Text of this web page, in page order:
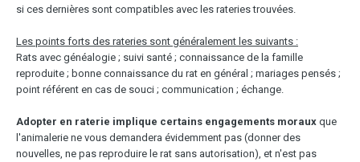
si ces dernières sont compatibles avec les rateries trouvées.
Les points forts des rateries sont généralement les suivants :
Rats avec généalogie ; suivi santé ; connaissance de la famille
reproduite ; bonne connaissance du rat en général ; mariages pensés ;
point référent en cas de souci ; communication ; échange.
Adopter en raterie implique certains engagements moraux que
l'animalerie ne vous demandera évidemment pas (donner des
nouvelles, ne pas reproduire le rat sans autorisation), et n'est pas